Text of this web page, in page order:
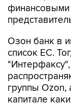
финансовыми
Озон банк в
список ЕС.
группы Ozon,
капитале